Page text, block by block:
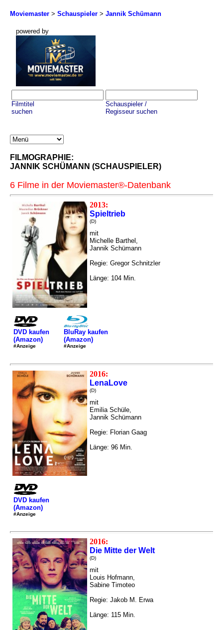
Moviemaster > Schauspieler > Jannik Schümann
powered by
Filmtitel
suchen
Schauspieler /
Regisseur suchen
FILMOGRAPHIE:
JANNIK SCHÜMANN (SCHAUSPIELER)
6 Filme in der Moviemaster®-Datenbank
2013:
Spieltrieb
(D)
mit
Michelle Barthel,
Jannik Schümann
Regie: Gregor Schnitzler
Länge: 104 Min.
DVD kaufen
(Amazon)
#Anzeige
BluRay kaufen
(Amazon)
#Anzeige
2016:
LenaLove
(D)
mit
Emilia Schüle,
Jannik Schümann
Regie: Florian Gaag
Länge: 96 Min.
DVD kaufen
(Amazon)
#Anzeige
2016:
Die Mitte der Welt
(D)
mit
Louis Hofmann,
Sabine Timoteo
Regie: Jakob M. Erwa
Länge: 115 Min.